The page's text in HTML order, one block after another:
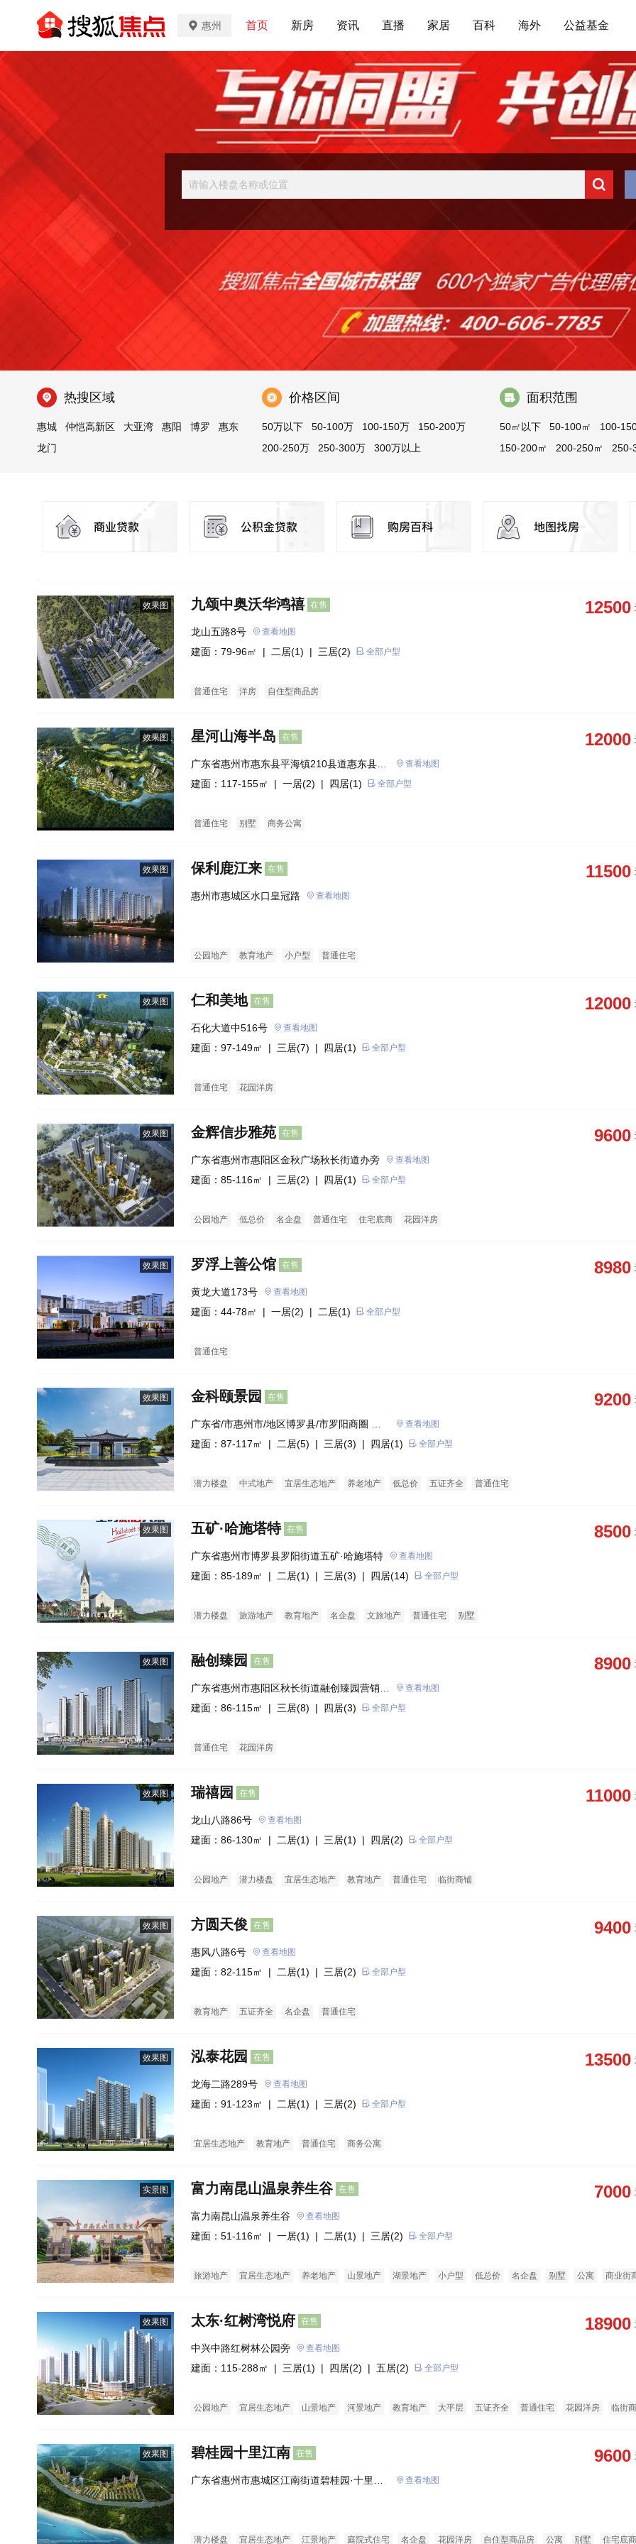
惠州 首页 新房 资讯 直播 家居 百科 海外 公益基金
热搜区域
惠城 仲恺高新区 大亚湾 惠阳 博罗
惠东
龙门
价格区间
50万以下 50-100万 100-150万
150-200万
200-250万
250-300万 300万以上
面积范围
50㎡以下 50-100㎡
100-
150-200㎡
200-250㎡
250-
效果图 九颂中奥沃华鸿禧 在售 12500
龙山五路8号 查看地图
建面：79-96㎡ | 二居(1) | 三居(2) 全部户型
普通住宅 洋房 自住型商品房
效果图 星河山海半岛 在售 12000
广东省惠州市惠东县平海镇210县道惠东县巽
寮滨海旅游度假区
查看地图
建面：117-155㎡ | 一居(2) | 四居(1) 全部户型
普通住宅 别墅 商务公寓
效果图 保利鹿江来 在售 11500
惠州市惠城区水口皇冠路 查看地图
公园地产 教育地产 小户型 普通住宅
效果图 仁和美地 在售 12000
石化大道中516号 查看地图
建面：97-149㎡ | 三居(7) | 四居(1) 全部户型
普通住宅 花园洋房
效果图 金辉信步雅苑 在售 9600
广东省惠州市惠阳区金秋广场秋长街道办旁 查看地图
建面：85-116㎡ | 三居(2) | 四居(1) 全部户型
公园地产 低总价 名企盘 普通住宅 住宅底商 花园洋房
效果图 罗浮上善公馆 在售 8980
黄龙大道173号 查看地图
建面：44-78㎡ | 一居(2) | 二居(1) 全部户型
普通住宅
效果图 金科颐景园 在售 9200
广东省/市惠州市/地区博罗县/市罗阳商圈 惠
州市惠博大道595号
查看地图
建面：87-117㎡ | 二居(5) | 三居(3) | 四居(1) 全部户型
潜力楼盘 中式地产 宜居生态地产 养老地产 低总价 五证齐全 普通住宅
效果图 五矿·哈施塔特 在售 8500
广东省惠州市博罗县罗阳街道五矿·哈施塔特 查看地图
建面：85-189㎡ | 二居(1) | 三居(3) | 四居(14) 全部户型
潜力楼盘 旅游地产 教育地产 名企盘 文旅地产 普通住宅 别墅
效果图 融创臻园 在售 8900
广东省惠州市惠阳区秋长街道融创臻园营销中
心(建设中)融创玖樟台
查看地图
建面：86-115㎡ | 三居(8) | 四居(3) 全部户型
普通住宅 花园洋房
效果图 瑞禧园 在售 11000
龙山八路86号 查看地图
建面：86-130㎡ | 二居(1) | 三居(1) | 四居(2) 全部户型
公园地产 潜力楼盘 宜居生态地产 教育地产 普通住宅 临街商铺
效果图 方圆天俊 在售 9400
惠风八路6号 查看地图
建面：82-115㎡ | 二居(1) | 三居(2) 全部户型
教育地产 五证齐全 名企盘 普通住宅
效果图 泓泰花园 在售 13500
龙海二路289号 查看地图
建面：91-123㎡ | 二居(1) | 三居(2) 全部户型
宜居生态地产 教育地产 普通住宅 商务公寓
实景图 富力南昆山温泉养生谷 在售 7000
富力南昆山温泉养生谷 查看地图
建面：51-116㎡ | 一居(1) | 二居(1) | 三居(2) 全部户型
旅游地产 宜居生态地产 养老地产 山景地产 湖景地产 小户型 低总价 名企盘 别墅 公寓 商业街
效果图 太东·红树湾悦府 在售 18900
中兴中路红树林公园旁 查看地图
建面：115-288㎡ | 三居(1) | 四居(2) | 五居(2) 全部户型
公园地产 宜居生态地产 山景地产 河景地产 教育地产 大平层 五证齐全 普通住宅 花园洋房 临街
效果图 碧桂园十里江南 在售 9600
广东省惠州市惠城区江南街道碧桂园·十里江
查看地图
潜力楼盘 宜居生态地产 江景地产 庭院式住宅 名企盘 花园洋房 自住型商品房 公寓 别墅 住宅底商